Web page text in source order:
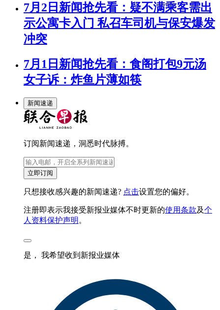
7月2日新闻抢先看：疑不满乘客需出
示公寓卡入门 私召车司机与保安爆发
冲突
7月1日新闻抢先看：食阁打包9元汤
女子诉：炸鱼片薄如筷
新闻速递
订阅新闻速递，洞悉时代脉搏。
立即订阅
只想接收感兴趣的新闻速递? 点击设置您的偏好。
注册即表示我接受新报业媒体不时更新的使用条款及个
人资料保护声明 。
是， 我希望收到新报业媒体